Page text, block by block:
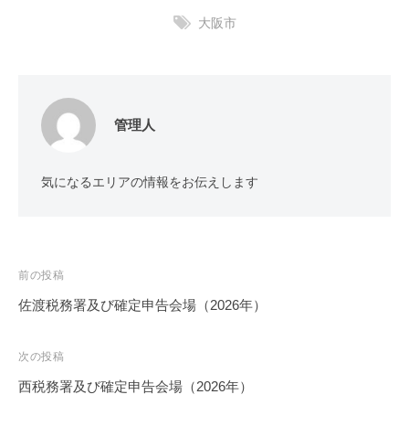
大阪市
管理人
気になるエリアの情報をお伝えします
投
稿
ビ
ゲ
前の投稿
佐渡税務署及び確定申告会場（2026年）
次の投稿
西税務署及び確定申告会場（2026年）